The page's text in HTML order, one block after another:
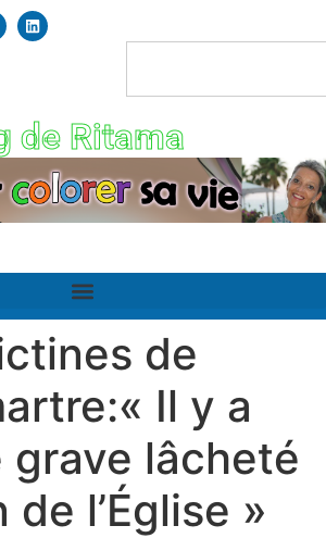
de Ritama
de
Il y a
grave lâcheté
de l’Église »